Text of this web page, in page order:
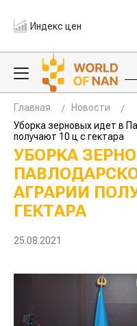
Индекс цен
Главная
Новости
Уборка зерновых идет в
получают 10 ц с гектара
УБОРКА
АГРАРИИ
ГЕКТАРА
25.08.2021